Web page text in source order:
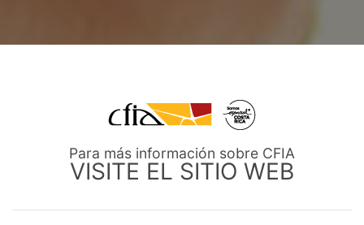
Para más información sobre CFIA
VISITE EL SITIO WEB